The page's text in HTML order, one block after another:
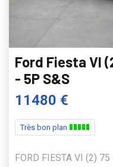
Ford Fiesta VI
- 5P S&S
11480 €
Très bon plan
FORD FIESTA VI (2)